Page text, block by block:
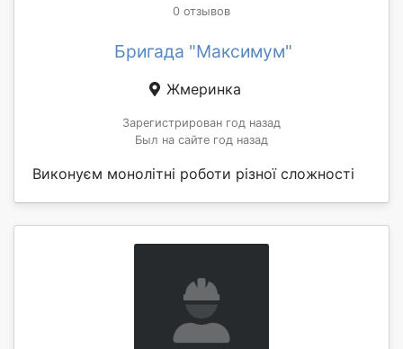
0 отзывов
Бригада "Максимум"
Жмеринка
Зарегистрирован год назад
Был на сайте год назад
Виконуєм монолітні роботи різної сложності